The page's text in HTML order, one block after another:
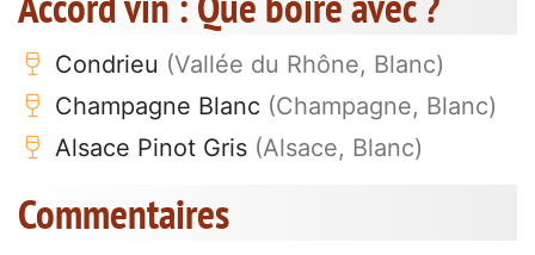
Condrieu (Vallée du Rhône, Blanc)
Champagne Blanc (Champagne, Blanc)
Alsace Pinot Gris (Alsace, Blanc)
Commentaires